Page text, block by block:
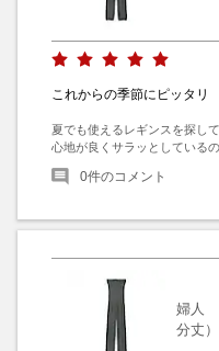
これからの季節にピッタリ
夏でも使えるレギンスを探し
心地が良くサラッとしているの
0件のコメント
婦人
分丈）